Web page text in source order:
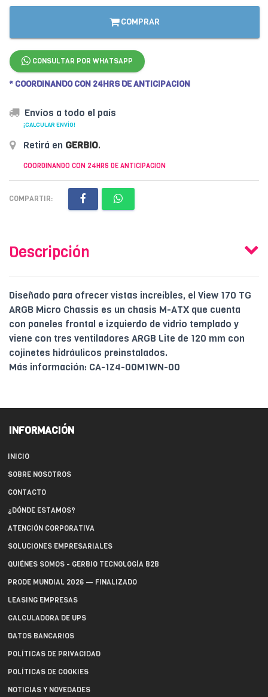
COMPRAR
CONSULTAR POR WHATSAPP
* COORDINANDO CON 24HRS DE ANTICIPACION
Envíos a todo el país
¡CALCULAR ENVÍO!
Retirá en GERBIO.
COORDINANDO CON 24HRS DE ANTICIPACION
COMPARTIR:
Descripción
Diseñado para ofrecer vistas increíbles, el View 170 TG
ARGB Micro Chassis es un chasis M-ATX que cuenta
con paneles frontal e izquierdo de vidrio templado y
viene con tres ventiladores ARGB Lite de 120 mm con
cojinetes hidráulicos preinstalados.
Más información: CA-1Z4-00M1WN-00
INFORMACIÓN
INICIO
SOBRE NOSOTROS
CONTACTO
¿DÓNDE ESTAMOS?
ATENCIÓN CORPORATIVA
SOLUCIONES EMPRESARIALES
QUIÉNES SOMOS - GERBIO TECNOLOGÍA B2B
PRODE MUNDIAL 2026 — FINALIZADO
LEASING EMPRESAS
CALCULADORA DE UPS
DATOS BANCARIOS
POLÍTICAS DE PRIVACIDAD
POLÍTICAS DE COOKIES
NOTICIAS Y NOVEDADES